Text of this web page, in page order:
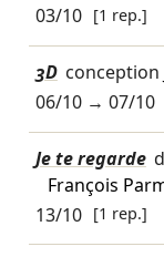
03/10 [1 rep.]
3D conception
06/10→ 07/10
Je te regarde
François
13/10 [1 rep.]